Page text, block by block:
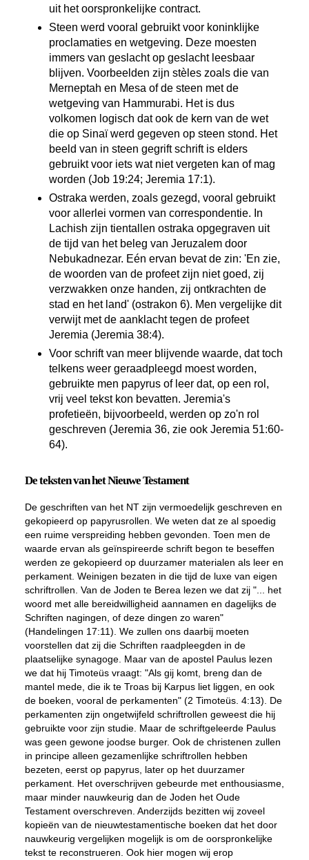
uit het oorspronkelijke contract.
Steen werd vooral gebruikt voor koninklijke
proclamaties en wetgeving. Deze moesten
immers van geslacht op geslacht leesbaar
blijven. Voorbeelden zijn stèles zoals die van
Merneptah en Mesa of de steen met de
wetgeving van Hammurabi. Het is dus
volkomen logisch dat ook de kern van de wet
die op Sinaï werd gegeven op steen stond. Het
beeld van in steen gegrift schrift is elders
gebruikt voor iets wat niet vergeten kan of mag
worden (Job 19:24; Jeremia 17:1).
Ostraka werden, zoals gezegd, vooral gebruikt
voor allerlei vormen van correspondentie. In
Lachish zijn tientallen ostraka opgegraven uit
de tijd van het beleg van Jeruzalem door
Nebukadnezar. Eén ervan bevat de zin: 'En zie,
de woorden van de profeet zijn niet goed, zij
verzwakken onze handen, zij ontkrachten de
stad en het land' (ostrakon 6). Men vergelijke dit
verwijt met de aanklacht tegen de profeet
Jeremia (Jeremia 38:4).
Voor schrift van meer blijvende waarde, dat toch
telkens weer geraadpleegd moest worden,
gebruikte men papyrus of leer dat, op een rol,
vrij veel tekst kon bevatten. Jeremia's
profetieën, bijvoorbeeld, werden op zo'n rol
geschreven (Jeremia 36, zie ook Jeremia 51:60-
64).
De teksten van het Nieuwe Testament
De geschriften van het NT zijn vermoedelijk geschreven en
gekopieerd op papyrusrollen. We weten dat ze al spoedig
een ruime verspreiding hebben gevonden. Toen men de
waarde ervan als geïnspireerde schrift begon te beseffen
werden ze gekopieerd op duurzamer materialen als leer en
perkament. Weinigen bezaten in die tijd de luxe van eigen
schriftrollen. Van de Joden te Berea lezen we dat zij "... het
woord met alle bereidwilligheid aannamen en dagelijks de
Schriften nagingen, of deze dingen zo waren"
(Handelingen 17:11). We zullen ons daarbij moeten
voorstellen dat zij die Schriften raadpleegden in de
plaatselijke synagoge. Maar van de apostel Paulus lezen
we dat hij Timoteüs vraagt: "Als gij komt, breng dan de
mantel mede, die ik te Troas bij Karpus liet liggen, en ook
de boeken, vooral de perkamenten" (2 Timoteüs. 4:13). De
perkamenten zijn ongetwijfeld schriftrollen geweest die hij
gebruikte voor zijn studie. Maar de schriftgeleerde Paulus
was geen gewone joodse burger. Ook de christenen zullen
in principe alleen gezamenlijke schriftrollen hebben
bezeten, eerst op papyrus, later op het duurzamer
perkament. Het overschrijven gebeurde met enthousiasme,
maar minder nauwkeurig dan de Joden het Oude
Testament overschreven. Anderzijds bezitten wij zoveel
kopieën van de nieuwtestamentische boeken dat het door
nauwkeurig vergelijken mogelijk is om de oorspronkelijke
tekst te reconstrueren. Ook hier mogen wij erop